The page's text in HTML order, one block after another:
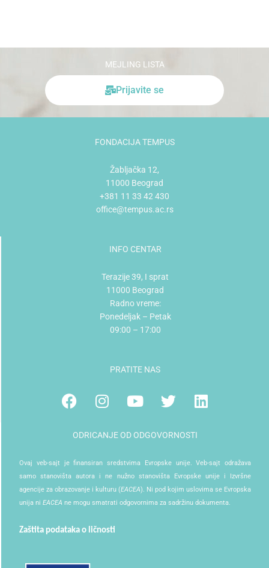
MEJLING LISTA
Prijavite se
FONDACIJA TEMPUS
Žabljačka 12,
11000 Beograd
+381 11 33 42 430
office@tempus.ac.rs
INFO CENTAR
Terazije 39, I sprat
11000 Beograd
Radno vreme:
Ponedeljak – Petak
09:00 – 17:00
PRATITE NAS
FacebookInstagram
YoutubeTwitterLinkedin
ODRICANJE OD ODGOVORNOSTI
Ovaj veb-sajt je finansiran sredstvima Evropske unije. Veb-sajt odražava
samo stanovišta autora i ne nužno stanovišta Evropske unije i Izvršne
agencije za obrazovanje i kulturu (EACEA). Ni pod kojim uslovima se Evropska
unija ni EACEA ne mogu smatrati odgovornima za sadržinu dokumenta.
Zaštita podataka o ličnosti